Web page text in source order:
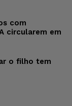
com
circularem em
o filho tem